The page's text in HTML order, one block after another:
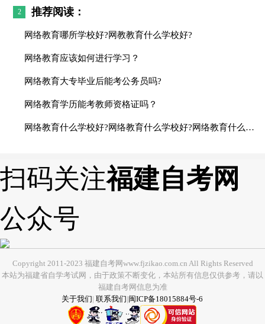
2 推荐阅读：
网络教育哪所学校好?网教教育什么学校好?
网络教育应该如何进行学习？
网络教育大专毕业后能考公务员吗?
网络教育学历能考教师资格证吗？
网络教育什么学校好?网络教育什么学校好?网络教育什么学校好?网络教育什么学校好?网络教育什么学校好?
扫码关注福建自考网
公众号
Copyright 2011-2023 福建自考网www.fjzikao.com.cn All Rights Reserved
本站为福建省自学考试网，由于政策不断变化，本站所有信息仅供参考，请以
福建自考网信息为准
关于我们| 联系我们|闽ICP备18015884号-6